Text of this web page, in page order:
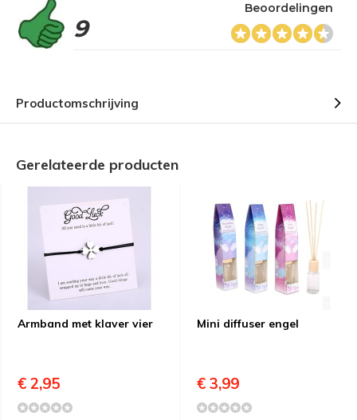
9
Beoordelingen
Productomschrijving
Gerelateerde producten
Armband met klaver vier
€ 2,95
Mini diffuser engel
€ 3,99